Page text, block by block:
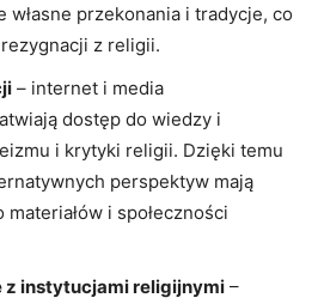
własne przekonania i tradycje, co
z religii.
– internet i media
dostęp do​ wiedzy i
i krytyki religii. Dzięki temu
perspektyw mają
i ​społeczności
z instytucjami religijnymi –